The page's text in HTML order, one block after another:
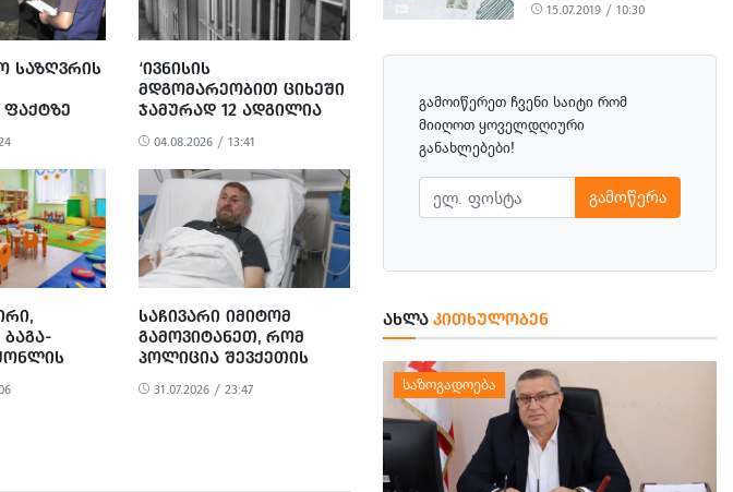
ᲡᲐᲖᲦᲕᲠᲘᲡ
‘ᲘᲕᲜᲘᲡᲘᲡ
ᲛᲓᲒᲝᲛᲐᲠᲔᲝᲑᲘᲗ ᲪᲘᲮᲔᲨᲘ
ᲯᲐᲛᲣᲠᲐᲓ 12 ᲐᲓᲒᲘᲚᲘᲐ
ᲓᲐᲠᲩᲔᲜᲘᲚᲘ’ - ᲒᲘᲝᲠᲒᲘ
ᲑᲣᲠᲯᲐᲜᲐᲫᲔ
04.08.2026 / 13:41
ᲡᲐᲩᲘᲕᲐᲠᲘ ᲘᲛᲘᲢᲝᲛ
ᲒᲐᲛᲝᲕᲘᲢᲐᲜᲔᲗ, ᲠᲝᲛ
ᲞᲝᲚᲘᲪᲘᲐ ᲨᲔᲕᲥᲔᲗᲘᲡ
ᲫᲛᲐᲡ ᲗᲣᲠᲥᲔᲗᲨᲘ ᲐᲠ
ᲣᲨᲕᲔᲑᲓᲐ – ᲜᲐᲪᲔᲛᲘ
31.07.2026 / 23:47
15.07.2019 / 10:30
გამოიწერეთ ჩვენი საიტი რომ
მიიღოთ ყოველდღიური
განახლებები!
გამოწერა
ᲐᲮᲚᲐᲙᲘᲗᲮᲣᲚᲝᲑᲔᲜ